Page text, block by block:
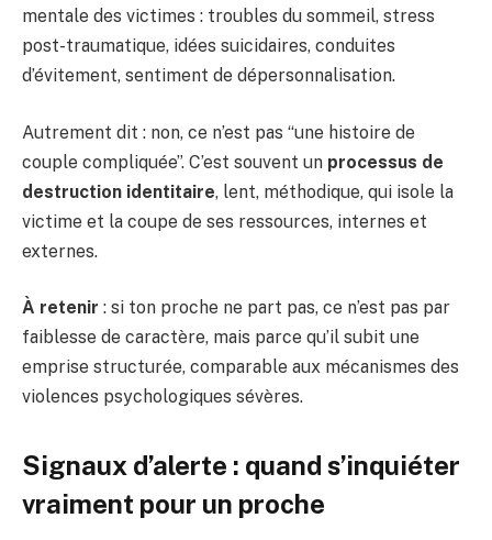
mentale des victimes : troubles du sommeil, stress
post-traumatique, idées suicidaires, conduites
d’évitement, sentiment de dépersonnalisation.
Autrement dit : non, ce n’est pas “une histoire de
couple compliquée”. C’est souvent un processus de
destruction identitaire, lent, méthodique, qui isole la
victime et la coupe de ses ressources, internes et
externes.
À retenir : si ton proche ne part pas, ce n’est pas par
faiblesse de caractère, mais parce qu’il subit une
emprise structurée, comparable aux mécanismes des
violences psychologiques sévères.
Signaux d’alerte : quand s’inquiéter
vraiment pour un proche